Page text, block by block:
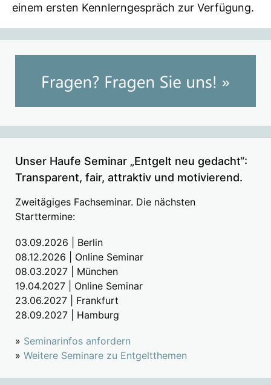
einem ersten Kennlerngespräch zur Verfügung.
Unser Haufe Seminar „Entgelt neu gedacht“:
Transparent, fair, attraktiv und motivierend.
Zweitägiges Fachseminar. Die nächsten
Starttermine:
03.09.2026 | Berlin
08.12.2026 | Online Seminar
08.03.2027 | München
19.04.2027 | Online Seminar
23.06.2027 | Frankfurt
28.09.2027 | Hamburg
» Seminarinfos anfordern
» Weitere Seminare zu Entgeltthemen